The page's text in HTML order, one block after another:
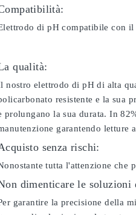
di pH compatibile con
qualità:
nostro elettrodo di pH di alta
resistente e la sua
prolungano la sua durata. In
garantendo
senza rischi:
tutta l'attenzione che
dimenticare le soluzioni
garantire la precisione della